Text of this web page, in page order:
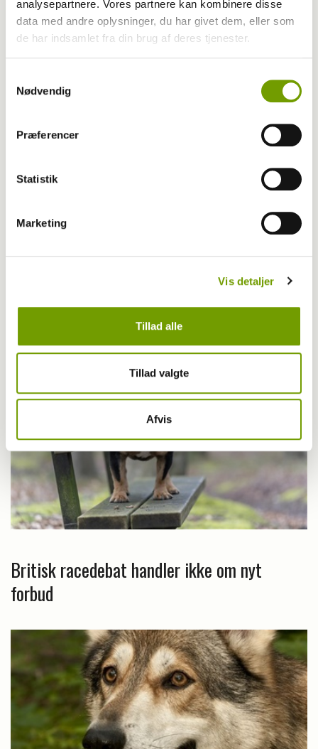
analysepartnere. Vores partnere kan kombinere disse
data med andre oplysninger, du har givet dem, eller som
de har indsamlet fra din brug af deres tjenester.
Nødvendig
Præferencer
Statistik
Marketing
Vis detaljer
Tillad alle
Tillad valgte
Afvis
Stjålet retriever fundet på plejecenter
Aktuelt
Ejere til hund efterlyses
Britisk racedebat handler ikke om nyt
forbud